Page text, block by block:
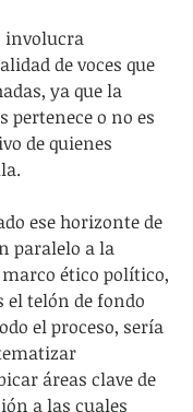
involucra
de voces que
ya que la
pertenece o no es
de quienes
ese horizonte de
paralelo a la
ético político,
el telón de fondo
el proceso, sería
áreas clave de
a las cuales